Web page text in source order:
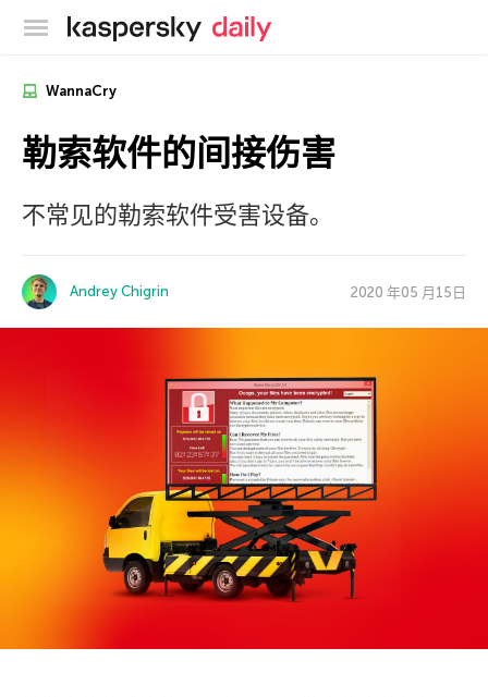
卡巴斯基官方博客
WannaCry
勒索软件的间接伤害
不常见的勒索软件受害设备。
Andrey Chigrin 2020 年05 月15日